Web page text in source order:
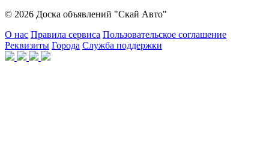
© 2026 Доска объявлений "Скай Авто"
О нас Правила сервиса Пользовательское соглашение
Реквизиты Города Служба поддержки